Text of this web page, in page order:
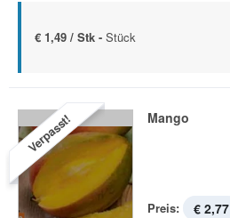
€ 1,49 / Stk - Stück
Verpasst! Mango
Preis: € 2,77